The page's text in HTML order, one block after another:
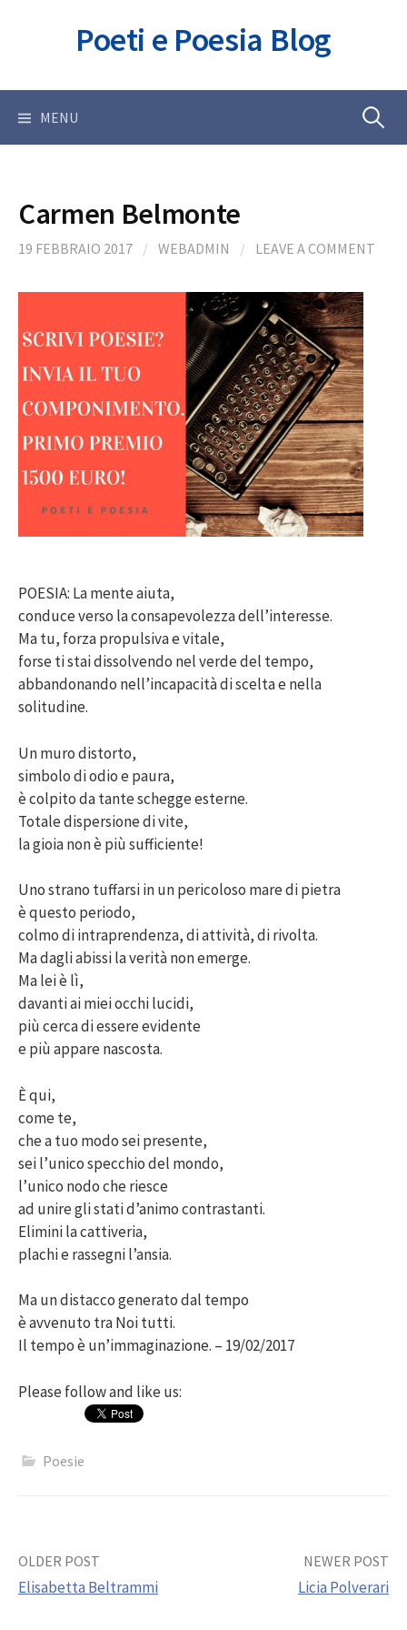
Poeti e Poesia Blog
MENU Ricerca
Carmen Belmonte
19 FEBBRAIO 2017 / WEBADMIN / LEAVE A COMMENT
POESIA: La mente aiuta,
conduce verso la consapevolezza dell’interesse.
Ma tu, forza propulsiva e vitale,
forse ti stai dissolvendo nel verde del tempo,
abbandonando nell’incapacità di scelta e nella
solitudine.
Un muro distorto,
simbolo di odio e paura,
è colpito da tante schegge esterne.
Totale dispersione di vite,
la gioia non è più sufficiente!
Uno strano tuffarsi in un pericoloso mare di pietra
è questo periodo,
colmo di intraprendenza, di attività, di rivolta.
Ma dagli abissi la verità non emerge.
Ma lei è lì,
davanti ai miei occhi lucidi,
più cerca di essere evidente
e più appare nascosta.
È qui,
come te,
che a tuo modo sei presente,
sei l’unico specchio del mondo,
l’unico nodo che riesce
ad unire gli stati d’animo contrastanti.
Elimini la cattiveria,
plachi e rassegni l’ansia.
Ma un distacco generato dal tempo
è avvenuto tra Noi tutti.
Il tempo è un’immaginazione. – 19/02/2017
Please follow and like us:
Poesie
Post
OLDER POST
Elisabetta Beltrammi
NEWER POST
Licia Polverari